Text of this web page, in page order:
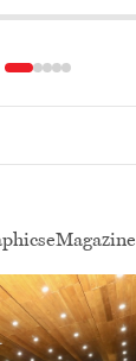
eMagazine